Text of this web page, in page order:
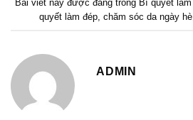
Bài viết này được đăng trong Bí quyết
quyết làm đép chăm sóc da ngày hè
ADMIN